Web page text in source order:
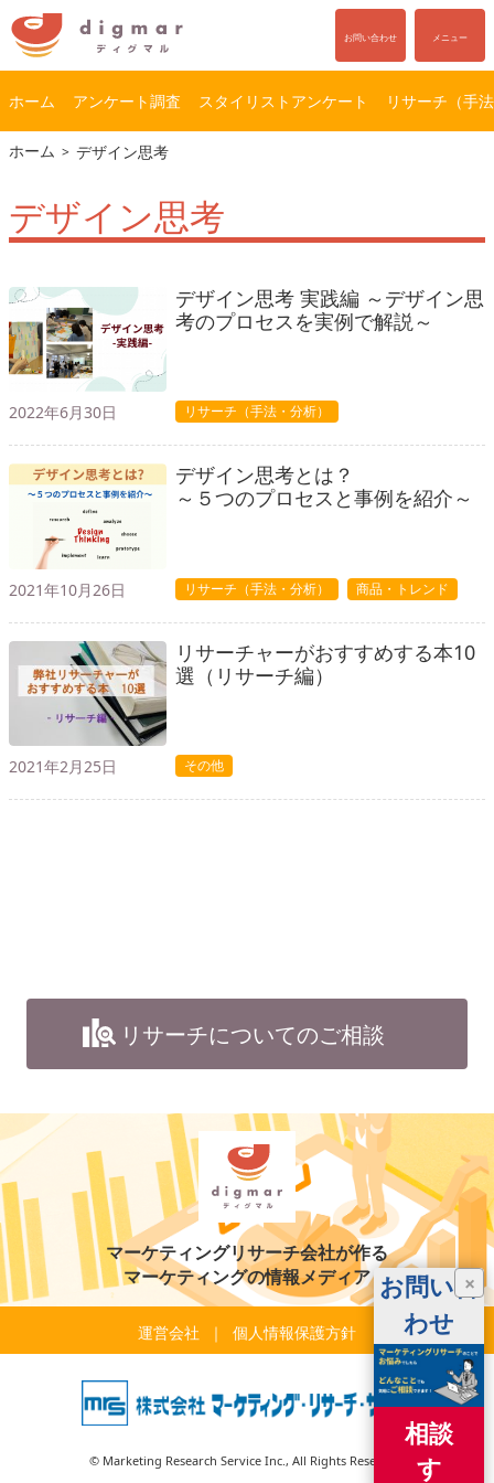
コ
ン
キ
ッ
プ
ナ
ビ
に
移
動
お問い合わせ メニュー
ホーム アンケート調査 スタイリストアンケート リサーチ（手
ホーム デザイン思考
デザイン思考
デザイン思考 実践編 ～デザイン思
考のプロセスを実例で解説～
2022年6月30日 リサーチ（手法・分析）
デザイン思考とは？
～５つのプロセスと事例を紹介～
2021年10月26日 リサーチ（手法・分析） 商品・トレンド
リサーチャーがおすすめする本10
選（リサーチ編）
2021年2月25日 その他
リサーチについてのご相談
マーケティングリサーチ会社が作る
マーケティングの情報メディア
運営会社 個人情報保護方針
© Marketing Research Service Inc., All Rights Reserved.
×
お問い合
わせ
相談
す